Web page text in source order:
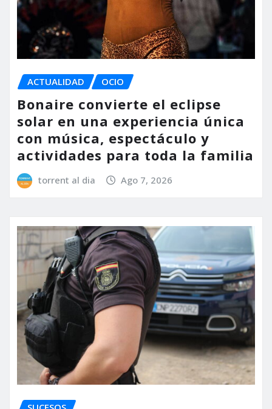
ACTUALIDAD OCIO
Bonaire convierte el eclipse
solar en una experiencia única
con música, espectáculo y
actividades para toda la familia
torrent al dia Ago 7, 2026